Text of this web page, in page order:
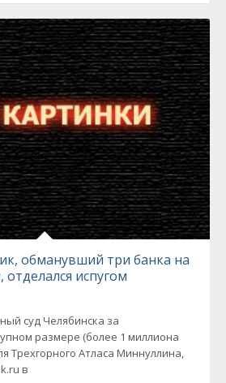
обманувший три банка на
испугом
суд Челябинска за
размере (более 1 миллиона
Трехгорного Атласа Миннуллина,
в